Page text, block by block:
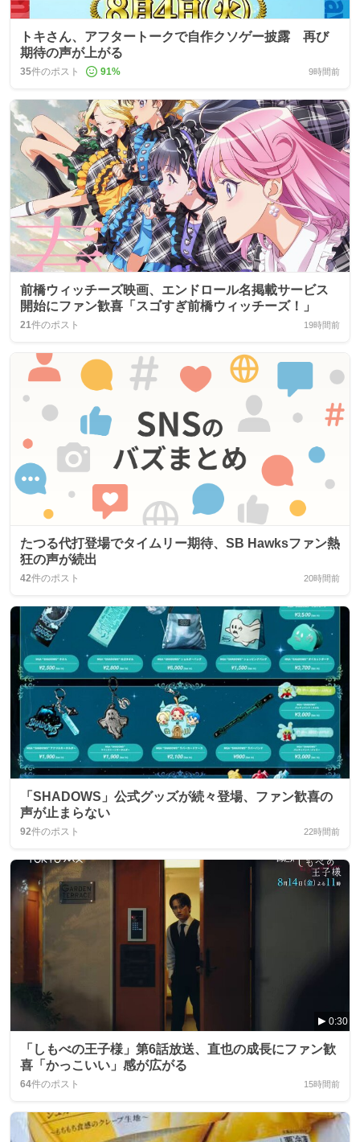
トキさん、アフタートークで自作クソゲー披露 再び
期待の声が上がる
35件のポスト 91% 9時間前
前橋ウィッチーズ映画、エンドロール名掲載サービス
開始にファン歓喜「スゴすぎ前橋ウィッチーズ！」
21件のポスト 19時間前
たつる代打登場でタイムリー期待、SB Hawksファン熱
狂の声が続出
42件のポスト 20時間前
「SHADOWS」公式グッズが続々登場、ファン歓喜の
声が止まらない
92件のポスト 22時間前
0:30
「しもべの王子様」第6話放送、直也の成長にファン歓
喜「かっこいい」感が広がる
64件のポスト 15時間前